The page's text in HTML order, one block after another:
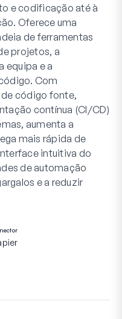
e codificação até à
Oferece uma
de ferramentas
projetos, a
equipa e a
Com
código fonte,
contínua (CI/CD)
aumenta a
mais rápida de
intuitiva do
de automação
e a reduzir